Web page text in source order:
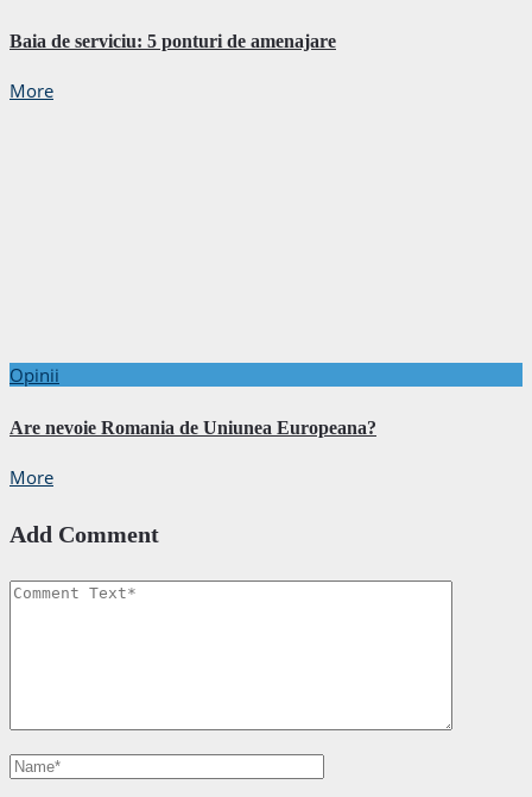
Baia de serviciu: 5 ponturi de amenajare
More
Opinii
Are nevoie Romania de Uniunea Europeana?
More
Add Comment